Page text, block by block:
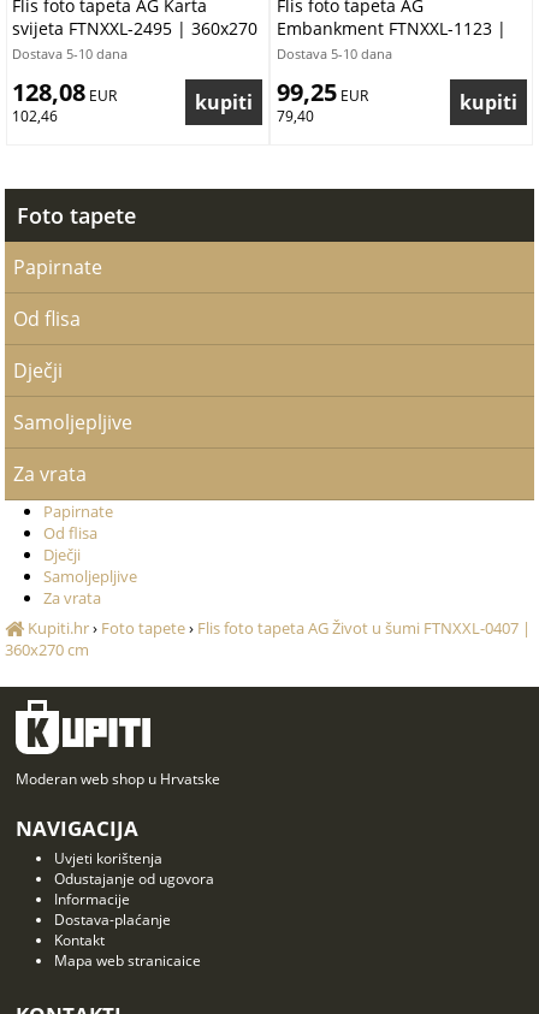
Flis foto tapeta AG Karta
svijeta FTNXXL-2495 | 360x270
cm
Dostava 5-10 dana
128,08 EUR
102,46
Flis foto tapeta AG
Embankment FTNXXL-1123 |
360x270 cm
Dostava 5-10 dana
99,25 EUR
79,40
Foto tapete
Papirnate
Od flisa
Dječji
Samoljepljive
Za vrata
Papirnate
Od flisa
Dječji
Samoljepljive
Za vrata
Kupiti.hr› Foto tapete› Flis foto tapeta AG Život u šumi FTNXXL-0407 |
360x270 cm
Moderan web shop u Hrvatske
NAVIGACIJA
Uvjeti korištenja
Odustajanje od ugovora
Informacije
Dostava-plaćanje
Kontakt
Mapa web stranicaice